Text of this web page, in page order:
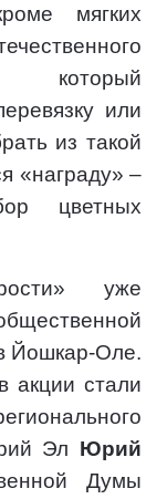
мягких
который
или
из такой
«награду» –
цветных
уже
Йошкар-Оле.
акции стали
Эл Юрий
Думы